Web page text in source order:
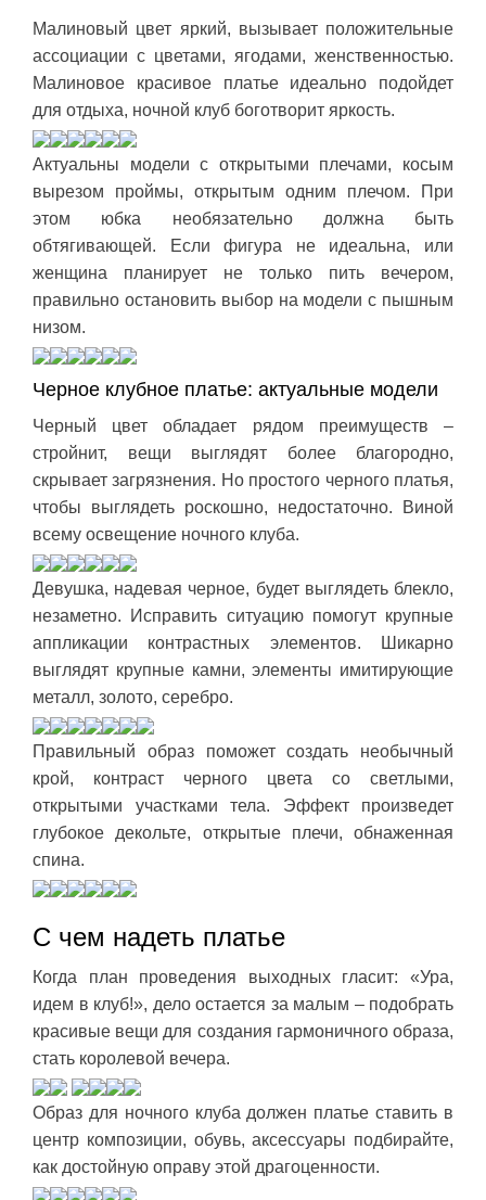
Малиновый цвет яркий, вызывает положительные
ассоциации с цветами, ягодами, женственностью.
Малиновое красивое платье идеально подойдет
для отдыха, ночной клуб боготворит яркость.
Актуальны модели с открытыми плечами, косым
вырезом проймы, открытым одним плечом. При
этом юбка необязательно должна быть
обтягивающей. Если фигура не идеальна, или
женщина планирует не только пить вечером,
правильно остановить выбор на модели с пышным
низом.
Черное клубное платье: актуальные модели
Черный цвет обладает рядом преимуществ –
стройнит, вещи выглядят более благородно,
скрывает загрязнения. Но простого черного платья,
чтобы выглядеть роскошно, недостаточно. Виной
всему освещение ночного клуба.
Девушка, надевая черное, будет выглядеть блекло,
незаметно. Исправить ситуацию помогут крупные
аппликации контрастных элементов. Шикарно
выглядят крупные камни, элементы имитирующие
металл, золото, серебро.
Правильный образ поможет создать необычный
крой, контраст черного цвета со светлыми,
открытыми участками тела. Эффект произведет
глубокое декольте, открытые плечи, обнаженная
спина.
С чем надеть платье
Когда план проведения выходных гласит: «Ура,
идем в клуб!», дело остается за малым – подобрать
красивые вещи для создания гармоничного образа,
стать королевой вечера.
Образ для ночного клуба должен платье ставить в
центр композиции, обувь, аксессуары подбирайте,
как достойную оправу этой драгоценности.